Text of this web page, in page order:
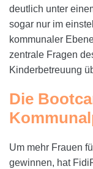
deutlich unter
sogar nur im
kommunaler
zentrale Fragen
Kinderbetreuung
Die
Um mehr Frauen
gewinnen, hat